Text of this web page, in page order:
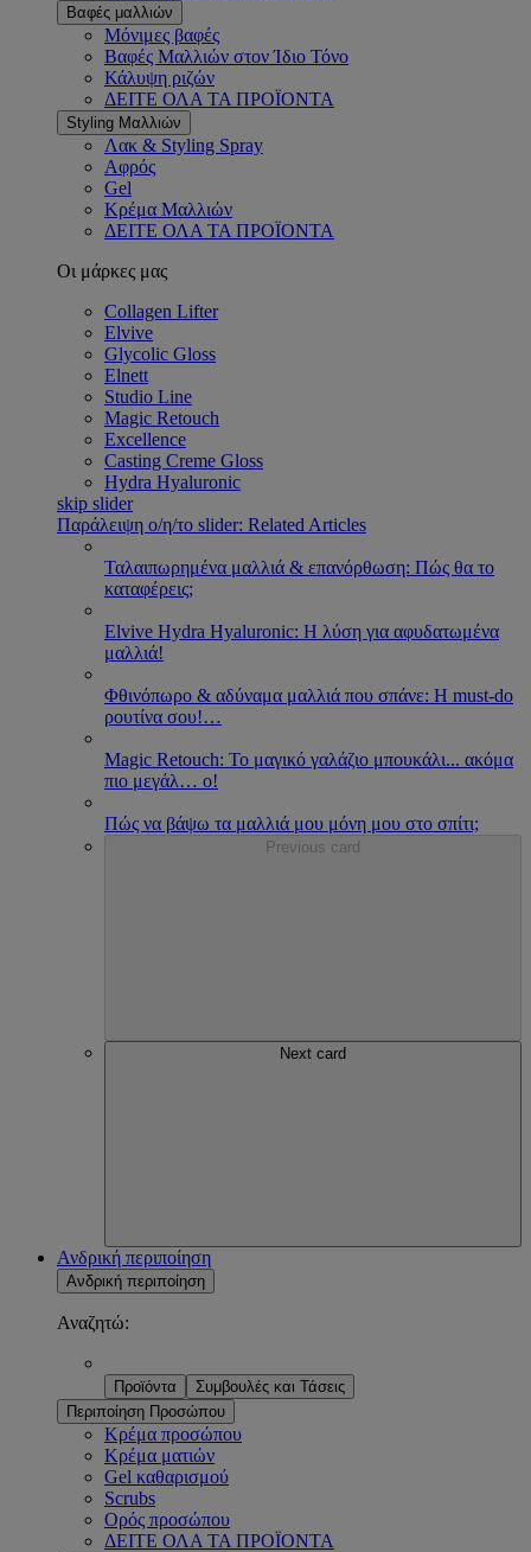
Βαφές μαλλιών
Μόνιμες βαφές
Βαφές Μαλλιών στον Ίδιο Τόνο
Κάλυψη ριζών
ΔΕΙΤΕ ΟΛΑ ΤΑ ΠΡΟΪΟΝΤΑ
Styling Μαλλιών
Λακ & Styling Spray
Αφρός
Gel
Κρέμα Μαλλιών
ΔΕΙΤΕ ΟΛΑ ΤΑ ΠΡΟΪΟΝΤΑ
Οι μάρκες μας
Collagen Lifter
Elvive
Glycolic Gloss
Elnett
Studio Line
Magic Retouch
Excellence
Casting Creme Gloss
Hydra Hyaluronic
skip slider
Παράλειψη ο/η/το slider: Related Articles
Ταλαιπωρημένα μαλλιά & επανόρθωση: Πώς θα το
καταφέρεις;
Εlvive Hydra Hyaluronic: H λύση για αφυδατωμένα
μαλλιά!
Φθινόπωρο & αδύναμα μαλλιά που σπάνε: Η must-do
ρουτίνα σου!…
Magic Retouch: Το μαγικό γαλάζιο μπουκάλι... ακόμα
πιο μεγάλ… ο!
Πώς να βάψω τα μαλλιά μου μόνη μου στο σπίτι;
Previous card
Next card
Ανδρική περιποίηση
Ανδρική περιποίηση
Αναζητώ:
Προϊόντα
Συμβουλές και Τάσεις
Περιποίηση Προσώπου
Κρέμα προσώπου
Κρέμα ματιών
Gel καθαρισμού
Scrubs
Ορός προσώπου
ΔΕΙΤΕ ΟΛΑ ΤΑ ΠΡΟΪΟΝΤΑ